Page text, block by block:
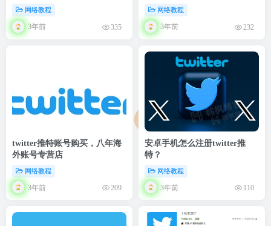
网络教程
3年前 335
网络教程
3年前 232
twitter推特账号购买，八年海
外账号专营店
网络教程
3年前 209
安卓手机怎么注册twitter推
特？
网络教程
3年前 110